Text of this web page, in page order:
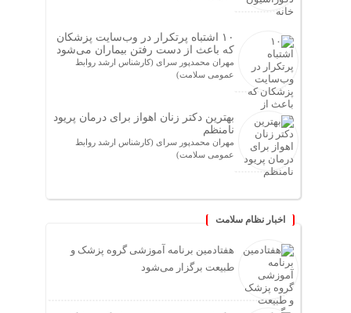
۱۰ اشتباه پرتکرار در وب‌سایت پزشکان
که باعث از دست رفتن بیماران می‌شود
مهران محمدپور سرای (کارشناس ارشد روابط
عمومی سلامت)
بهترین دکتر زنان اهواز برای درمان پریود
نامنظم
مهران محمدپور سرای (کارشناس ارشد روابط
عمومی سلامت)
اخبار نظام سلامت
هفتادمین برنامه آموزشی گروه پزشک و
طبیعت برگزار می‌شود